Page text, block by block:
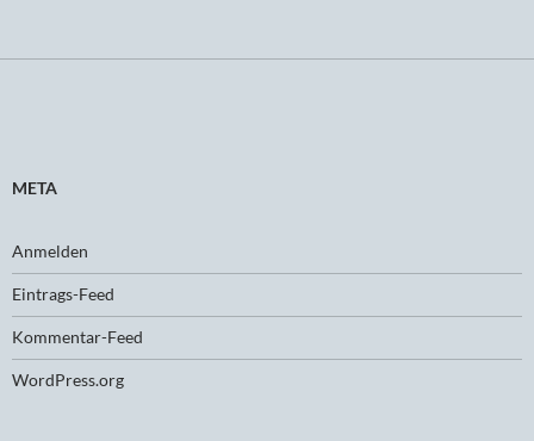
META
Anmelden
Eintrags-Feed
Kommentar-Feed
WordPress.org